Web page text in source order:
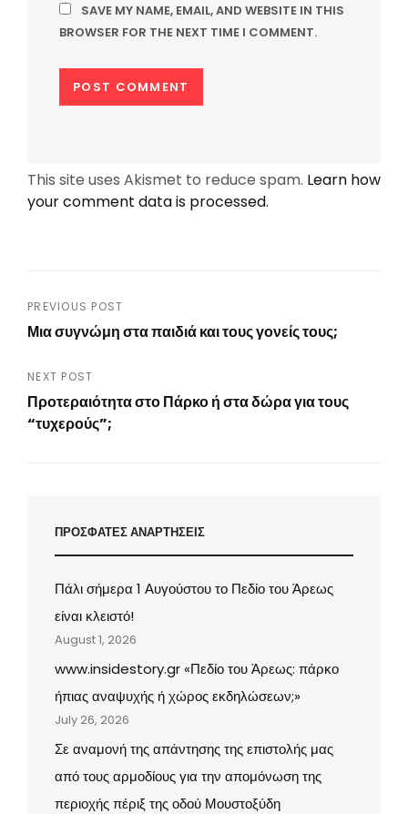
SAVE MY NAME, EMAIL, AND WEBSITE IN THIS
BROWSER FOR THE NEXT TIME I COMMENT.
This site uses Akismet to reduce spam. Learn how
your comment data is processed.
Post
navigation
PREVIOUS POST
Μια συγνώμη στα παιδιά και τους γονείς τους;
Post
NEXT POST
Προτεραιότητα στο Πάρκο ή στα δώρα για τους
“τυχερούς”;
ΠΡΟΣΦΑΤΕΣ ΑΝΑΡΤΗΣΕΙΣ
Πάλι σήμερα 1 Αυγούστου το Πεδίο του Άρεως
είναι κλειστό!
August 1, 2026
www.insidestory.gr «Πεδίο του Άρεως: πάρκο
ήπιας αναψυχής ή χώρος εκδηλώσεων;»
July 26, 2026
Σε αναμονή της απάντησης της επιστολής μας
από τους αρμοδίους για την απομόνωση της
περιοχής πέριξ της οδού Μουστοξύδη